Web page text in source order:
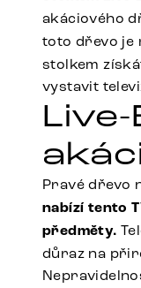
akáciového
toto dřevo je
stolkem
vystavit
Pravé dřevo
nabízí tento
předměty.
důraz na